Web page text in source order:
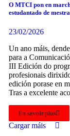
O MTCI pon en
estudantado de
23/02/2026
Un ano máis,
para a
III Edición do
profesionais
edición porase en
Tras a excelente
En savoir plus
Cargar máis